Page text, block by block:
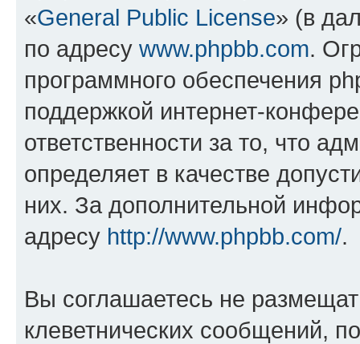
«General Public License» (в
по адресу www.phpbb.com.
программного обеспечения
поддержкой интернет-
ответственности за то, что
определяет в качестве
них. За дополнительной
адресу http://www.phpbb.com/.
Вы соглашаетесь не
клеветнических сообщений,